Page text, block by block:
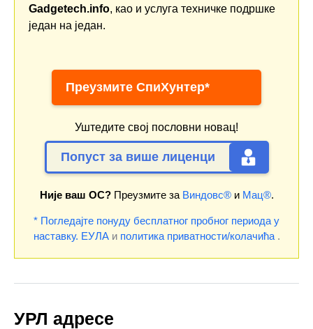
Gadgetech.info, као и услуга техничке подршке
један на један.
Преузмите СпиХунтер*
Уштедите свој пословни новац!
Попуст за више лиценци
Није ваш ОС?Преузмите за Виндовс®и Мац®.
* Погледајте понуду бесплатног пробног периода у
наставку. ЕУЛАи политика приватности/колачића.
УРЛ адресе